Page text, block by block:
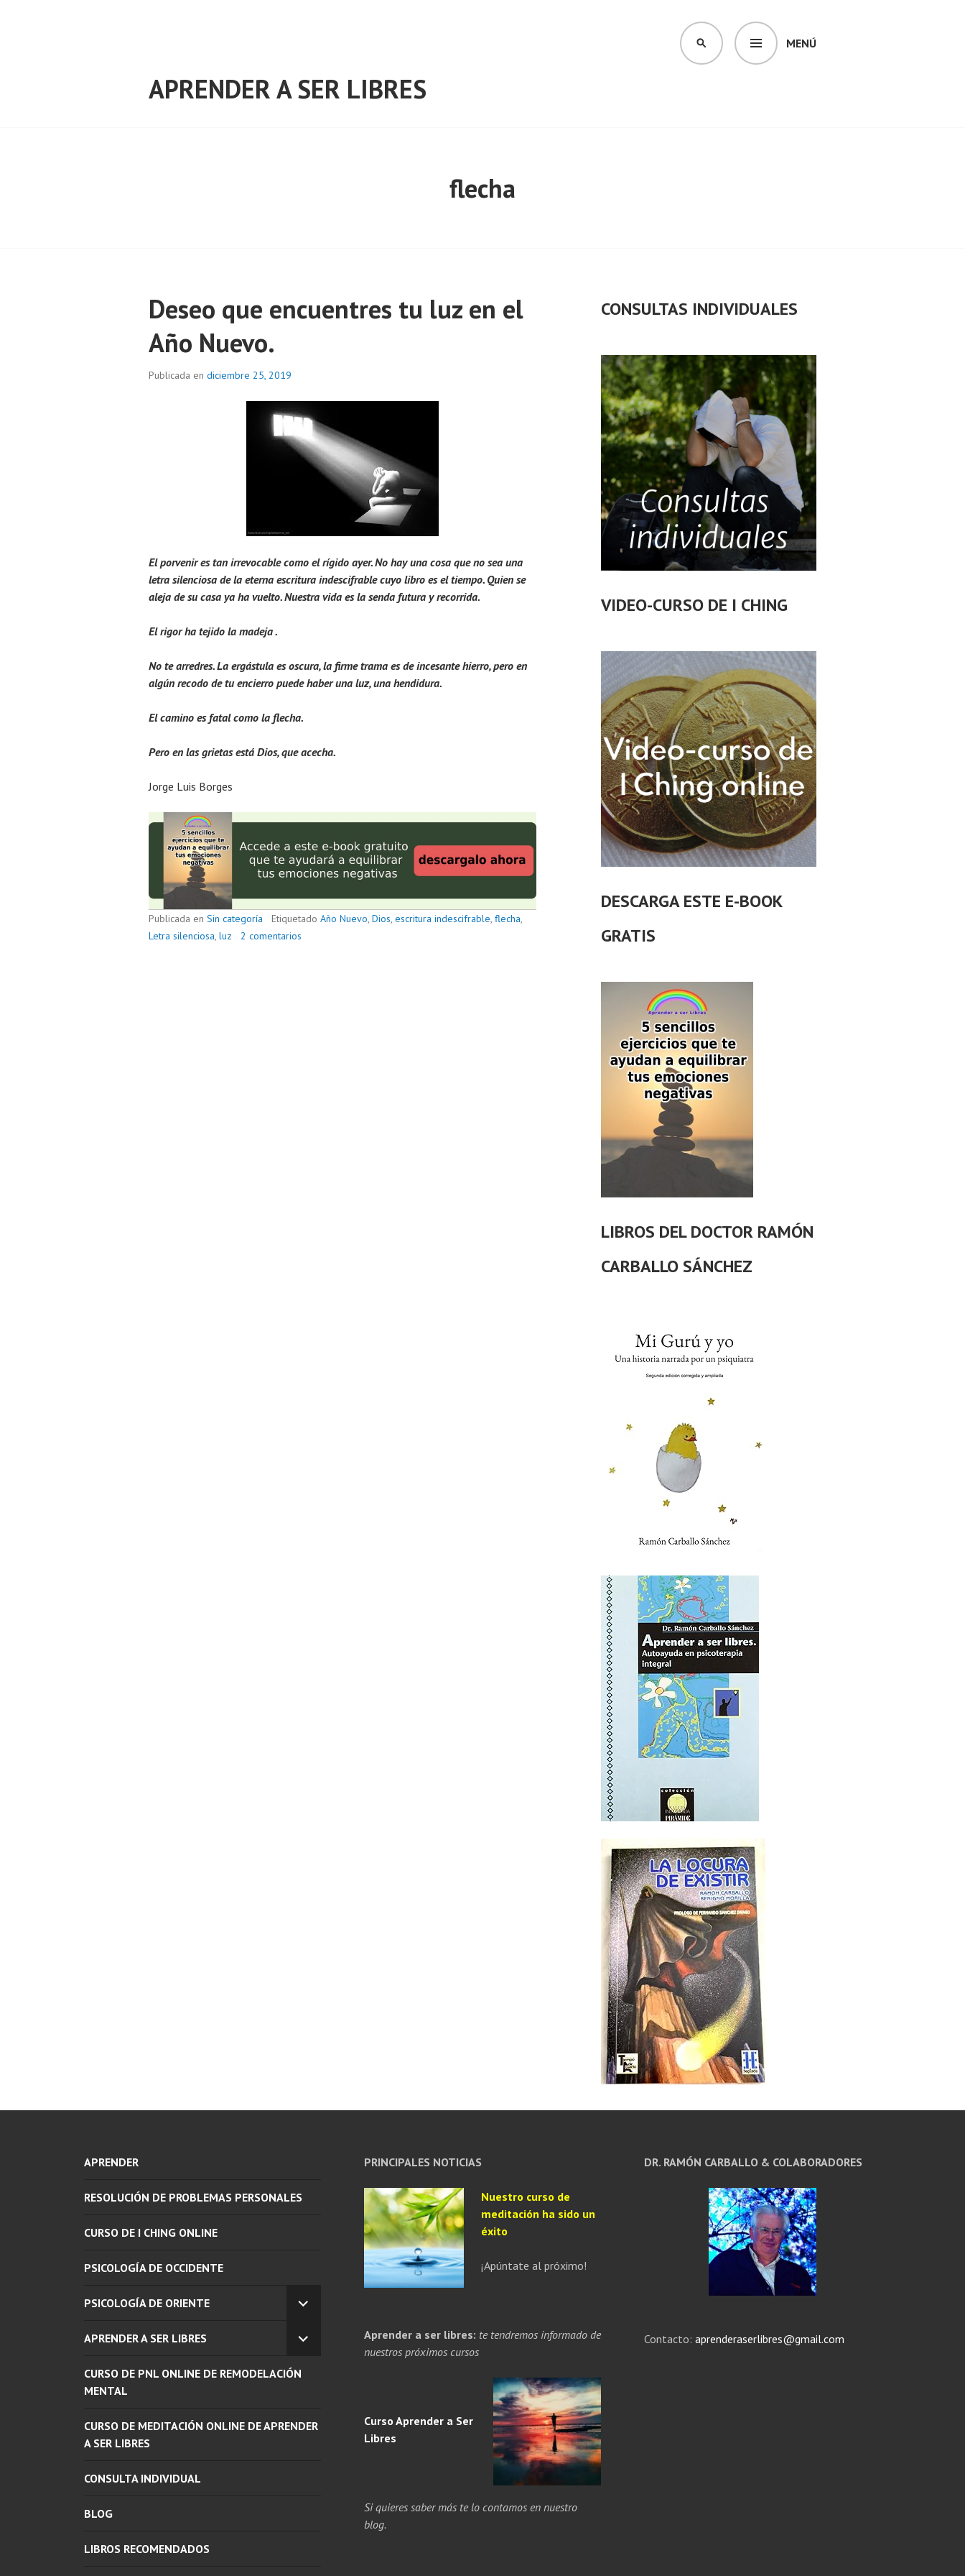
APRENDER A SER LIBRES
MENÚ
BUSCAR
flecha
Deseo que encuentres tu luz en el
Año Nuevo.
Publicada en diciembre 25, 2019
El porvenir es tan irrevocable como el rígido ayer. No hay una cosa que no sea una
letra silenciosa de la eterna escritura indescifrable cuyo libro es el tiempo. Quien se
aleja de su casa ya ha vuelto. Nuestra vida es la senda futura y recorrida.
El rigor ha tejido la madeja .
No te arredres. La ergástula es oscura, la firme trama es de incesante hierro, pero en
algún recodo de tu encierro puede haber una luz, una hendidura.
El camino es fatal como la flecha.
Pero en las grietas está Dios, que acecha.
Jorge Luis Borges
Publicada en Sin categoría Etiquetado Año Nuevo, Dios, escritura indescifrable, flecha,
Letra silenciosa, luz 2 comentarios
CONSULTAS INDIVIDUALES
VIDEO-CURSO DE I CHING
DESCARGA ESTE E-BOOK
GRATIS
LIBROS DEL DOCTOR RAMÓN
CARBALLO SÁNCHEZ
APRENDER
RESOLUCIÓN DE PROBLEMAS PERSONALES
CURSO DE I CHING ONLINE
PSICOLOGÍA DE OCCIDENTE
PSICOLOGÍA DE ORIENTE
EXPANDE
MENÚ
APRENDER A SER LIBRES
EXPANDE
CURSO DE PNL ONLINE DE REMODELACIÓN
MENTAL
CURSO DE MEDITACIÓN ONLINE DE APRENDER
A SER LIBRES
CONSULTA INDIVIDUAL
BLOG
LIBROS RECOMENDADOS
PRINCIPALES NOTICIAS
Nuestro curso de
meditación ha sido un
éxito
¡Apúntate al próximo!
Aprender a ser libres: te tendremos informado de
nuestros próximos cursos
Curso Aprender a Ser
Libres
Si quieres saber más te lo contamos en nuestro
blog.
DR. RAMÓN CARBALLO & COLABORADORES
Contacto: aprenderaserlibres@gmail.com